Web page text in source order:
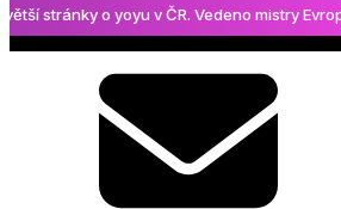
stránky o yoyu v ČR. Vedeno mistry Evropy.📦